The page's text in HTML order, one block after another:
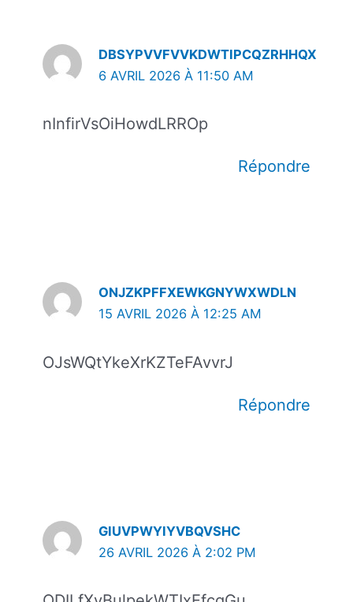
DBSYPVVFVVKDWTIPCQZRHHQX
6 AVRIL 2026 À 11:50 AM
nInfirVsOiHowdLRROp
Répondre
ONJZKPFFXEWKGNYWXWDLN
15 AVRIL 2026 À 12:25 AM
OJsWQtYkeXrKZTeFAvvrJ
Répondre
GIUVPWYIYVBQVSHC
26 AVRIL 2026 À 2:02 PM